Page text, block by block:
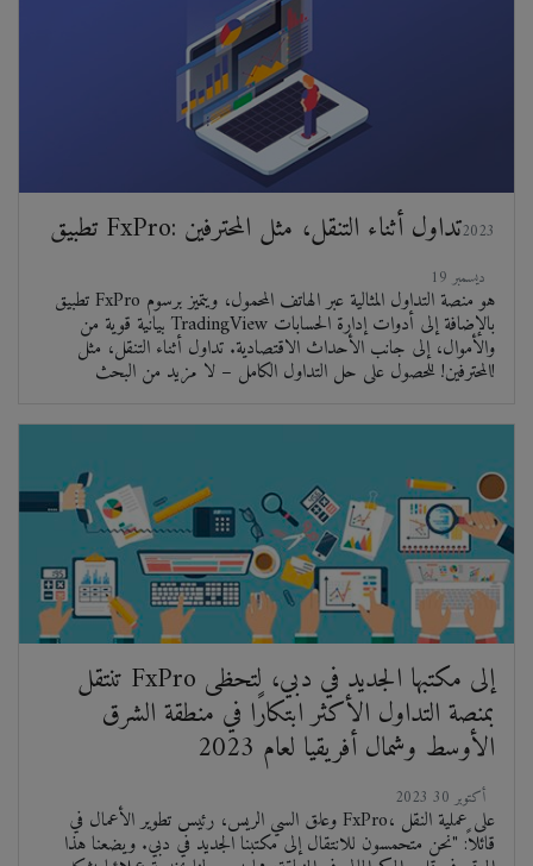
تطبيق FxPro: تداول أثناء التنقل، مثل المحترفين2023
تطبيق FxPro هو منصة التداول المثالية عبر الهاتف المحمول، ويتميز برسوم
بيانية قوية من TradingView بالإضافة إلى أدوات إدارة الحسابات
والأموال، إلى جانب الأحداث الاقتصادية. تداول أثناء التنقل، مثل
المحترفين! للحصول على حل التداول الكامل – لا مزيد من البحث!
تنتقل FxPro إلى مكتبها الجديد في دبي، لتحظى
بمنصة التداول الأكثر ابتكارًا في منطقة الشرق
الأوسط وشمال أفريقيا لعام 2023
وعلق السي الريس، رئيس تطوير الأعمال في FxPro، على عملية النقل
قائلاً: "نحن متحمسون للانتقال إلى مكتبنا الجديد في دبي. ويضعنا هذا